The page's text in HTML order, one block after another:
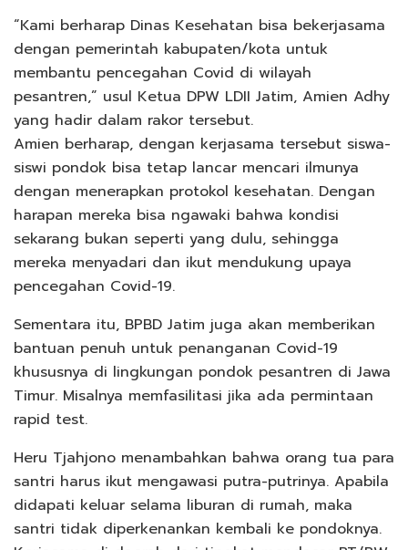
“Kami berharap Dinas Kesehatan bisa bekerjasama
dengan pemerintah kabupaten/kota untuk
membantu pencegahan Covid di wilayah
pesantren,” usul Ketua DPW LDII Jatim, Amien Adhy
yang hadir dalam rakor tersebut.
Amien berharap, dengan kerjasama tersebut siswa-
siswi pondok bisa tetap lancar mencari ilmunya
dengan menerapkan protokol kesehatan. Dengan
harapan mereka bisa ngawaki bahwa kondisi
sekarang bukan seperti yang dulu, sehingga
mereka menyadari dan ikut mendukung upaya
pencegahan Covid-19.
Sementara itu, BPBD Jatim juga akan memberikan
bantuan penuh untuk penanganan Covid-19
khususnya di lingkungan pondok pesantren di Jawa
Timur. Misalnya memfasilitasi jika ada permintaan
rapid test.
Heru Tjahjono menambahkan bahwa orang tua para
santri harus ikut mengawasi putra-putrinya. Apabila
didapati keluar selama liburan di rumah, maka
santri tidak diperkenankan kembali ke pondoknya.